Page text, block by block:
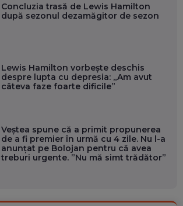
Concluzia trasă de Lewis Hamilton
după sezonul dezamăgitor de sezon
Lewis Hamilton vorbește deschis
despre lupta cu depresia: „Am avut
câteva faze foarte dificile”
Veștea spune că a primit propunerea
de a fi premier în urmă cu 4 zile. Nu l-a
anunțat pe Bolojan pentru că avea
treburi urgente. ”Nu mă simt trădător”